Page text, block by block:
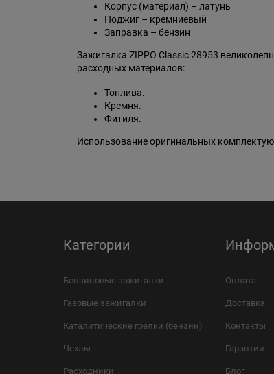
Корпус (материал) – латунь
Поджиг – кремниевый
Заправка – бензин
Зажигалка ZIPPO Classic 28953
расходных материалов:
Топлива.
Кремня.
Фитиля.
Использование оригинальных
Категории
Бензиновые зажигалки
Газовые зажигалки
Каталитические грелки (бензин)
Чехлы
Расходники
Оплата
Доставка
Контакты
Гарантии
Блог